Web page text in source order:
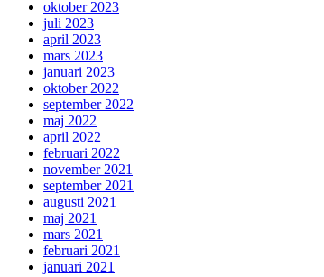
oktober 2023
juli 2023
april 2023
mars 2023
januari 2023
oktober 2022
september 2022
maj 2022
april 2022
februari 2022
november 2021
september 2021
augusti 2021
maj 2021
mars 2021
februari 2021
januari 2021